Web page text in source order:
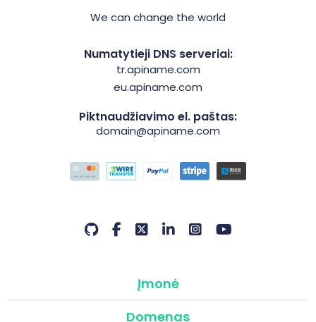
We can change the world
Numatytieji DNS serveriai:
tr.apiname.com
eu.apiname.com
Piktnaudžiavimo el. paštas:
domain@apiname.com
Įmonė
Domenas